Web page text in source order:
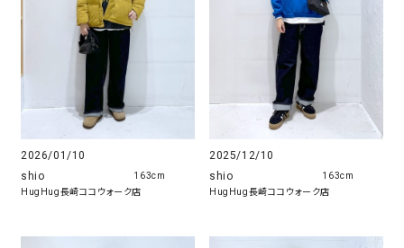
2026/01/10
shio
HugHug長崎ココウォーク店
163cm
2025/12/10
shio
HugHug長崎ココウォーク店
163cm